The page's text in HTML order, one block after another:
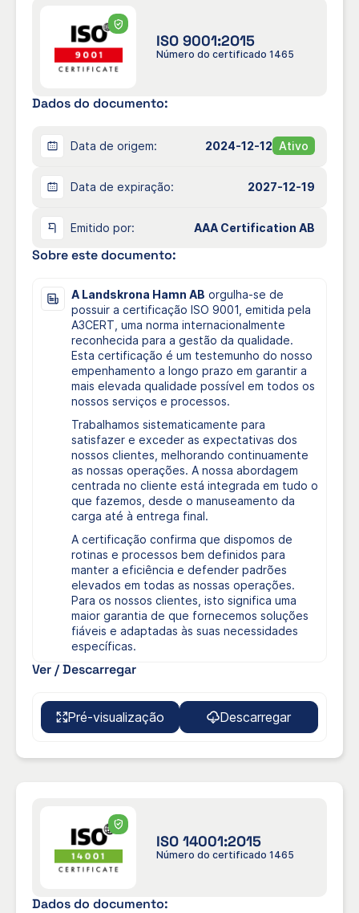
Contactos:
Sandra Sönnerberg
Descrição da empresa:
A Landskrona Hamn AB é uma empresa portuária e
e de estiva a clientes dentro e fora da zona
portuária.
racional, principalmente de mercadorias a granel.
Para além da carga e descarga de navios, também
oferecemos armazenamento e operações de
Estamos estrategicamente localizados no sul da
Suécia, onde o porto permanece livre de gelo e
está próximo de infra-estruturas essenciais,
incluindo auto-estradas e caminhos-de-ferro.
Proporcionamos acesso 24 horas por dia, 7 dias
por semana, para o transporte de entrada e de
saída.
As nossas operações são apoiadas por guindastes
móveis de lança articulada que podem operar ao
longo do nosso cais de 1.100 metros, um
transportador de correia para descarga sem pó em
silos e um carregador de navios para carregamento
de navios.
ISO 9001:2O15
Número do certificado 1465
Dados do documento:
Data de origem: 2024-12-12 Ativo
Data de expiração: 2027-12-19
Emitido por: AAA Certification AB
Sobre este documento:
A Landskrona Hamn AB orgulha-se de
possuir a certificação ISO 9001, emitida pela
A3CERT, uma norma internacionalmente
reconhecida para a gestão da qualidade.
Esta certificação é um testemunho do nosso
empenhamento a longo prazo em garantir a
mais elevada qualidade possível em todos os
nossos serviços e processos.
Trabalhamos sistematicamente para
satisfazer e exceder as expectativas dos
nossos clientes, melhorando continuamente
as nossas operações. A nossa abordagem
centrada no cliente está integrada em tudo o
que fazemos, desde o manuseamento da
carga até à entrega final.
A certificação confirma que dispomos de
rotinas e processos bem definidos para
manter a eficiência e defender padrões
elevados em todas as nossas operações.
Para os nossos clientes, isto significa uma
maior garantia de que fornecemos soluções
fiáveis e adaptadas às suas necessidades
específicas.
Ver / Descarregar
Pré-visualização Descarregar
ISO 14001:2O15
Número do certificado 1465
Dados do documento: